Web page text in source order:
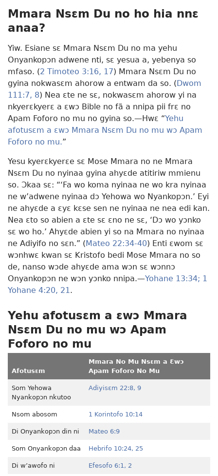
Mmara Nsɛm Du no ho hia nnɛ
anaa?
Yiw. Esiane sɛ Mmara Nsɛm Du no ma yehu
Onyankopɔn adwene nti, sɛ yesua a, yebenya so
mfaso. (2 Timoteo 3:16, 17) Mmara Nsɛm Du no
gyina nokwasɛm ahorow a entwam da so. ( Dwom
111:7, 8) Nea ɛte ne sɛ, nokwasɛm ahorow yi na
nkyerɛkyerɛ a ɛwɔ Bible no fã a nnipa pii frɛ no
Apam Foforo no mu no gyina so.—Hwɛ “Yehu
afotusɛm a ɛwɔ Mmara Nsɛm Du no mu wɔ Apam
Foforo no mu.”
Yesu kyerɛkyerɛe sɛ Mose Mmara no ne Mmara
Nsɛm Du no nyinaa gyina ahyɛde atitiriw mmienu
so. Ɔkaa sɛ: “‘Fa wo koma nyinaa ne wo kra nyinaa
ne w’adwene nyinaa dɔ Yehowa wo Nyankopɔn.’ Eyi
ne ahyɛde a ɛyɛ kɛse sen ne nyinaa ne nea edi kan.
Nea ɛto so abien a ɛte sɛ ɛno ne sɛ, ‘Dɔ wo yɔnko
sɛ wo ho.’ Ahyɛde abien yi so na Mmara no nyinaa
ne Adiyifo no sɛn.” ( Mateo 22:34-40) Enti ɛwom sɛ
wɔnhwɛ kwan sɛ Kristofo bedi Mose Mmara no so
de, nanso wɔde ahyɛde ama wɔn sɛ wɔnnɔ
Onyankopɔn ne wɔn yɔnko nnipa.—Yohane 13:34; 1
Yohane 4:20, 21.
Yehu afotusɛm a ɛwɔ Mmara
Nsɛm Du no mu wɔ Apam
Foforo no mu
Afotusɛm
Mmara No Mu Nsɛm a Ɛwɔ
Apam Foforo No Mu
Som Yehowa
Nyankopɔn nkutoo
Adiyisɛm 22:8, 9
Nsom abosom 1 Korintofo 10:14
Di Onyankopɔn din ni Mateo 6:9
Som Onyankopɔn daa Hebrifo 10:24, 25
Di w’awofo ni Efesofo 6:1, 2